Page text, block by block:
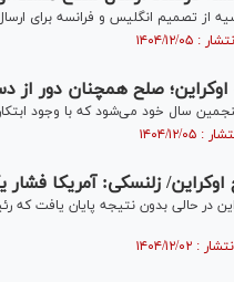
از تصمیم انگلیس و فرانسه برای
صلح همچنان دور از
سال خود می‌شود که با وجود
زلنسکی: آمریکا فشار
در حالی بدون نتیجه پایان یافت که